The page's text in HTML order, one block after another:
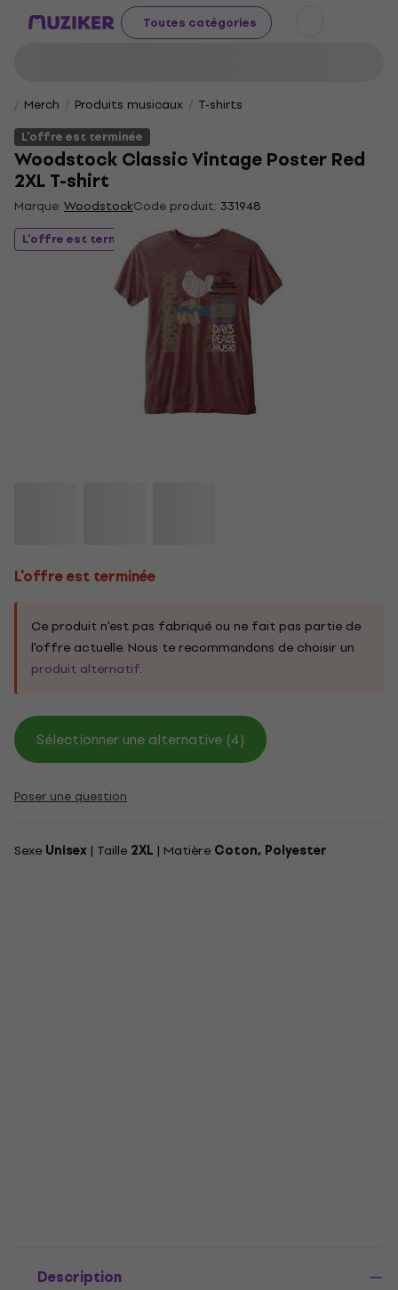
Toutes catégories
Merch Produits musicaux
T-shirts
L'offre est terminée
Woodstock Classic Vintage Poster Red
2XL T-shirt
Marque:WoodstockCode produit: 331948
L'offre est terminée
L'offre est terminée
Ce produit n'est pas fabriqué ou ne fait pas partie de
l'offre actuelle. Nous te recommandons de choisir un
produit alternatif.
Sélectionner une alternative (4)
Poser une question
Sexe Unisex | Taille 2XL | Matière Coton, Polyester
Description